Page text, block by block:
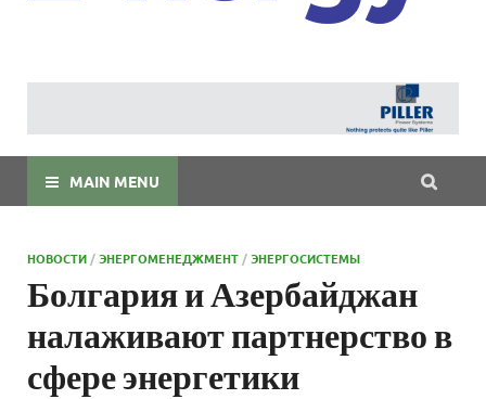
MAIN MENU
НОВОСТИ /ЭНЕРГОМЕНЕДЖМЕНТ /ЭНЕРГОСИСТЕМЫ
Болгария и Азербайджан
налаживают партнерство в
сфере энергетики